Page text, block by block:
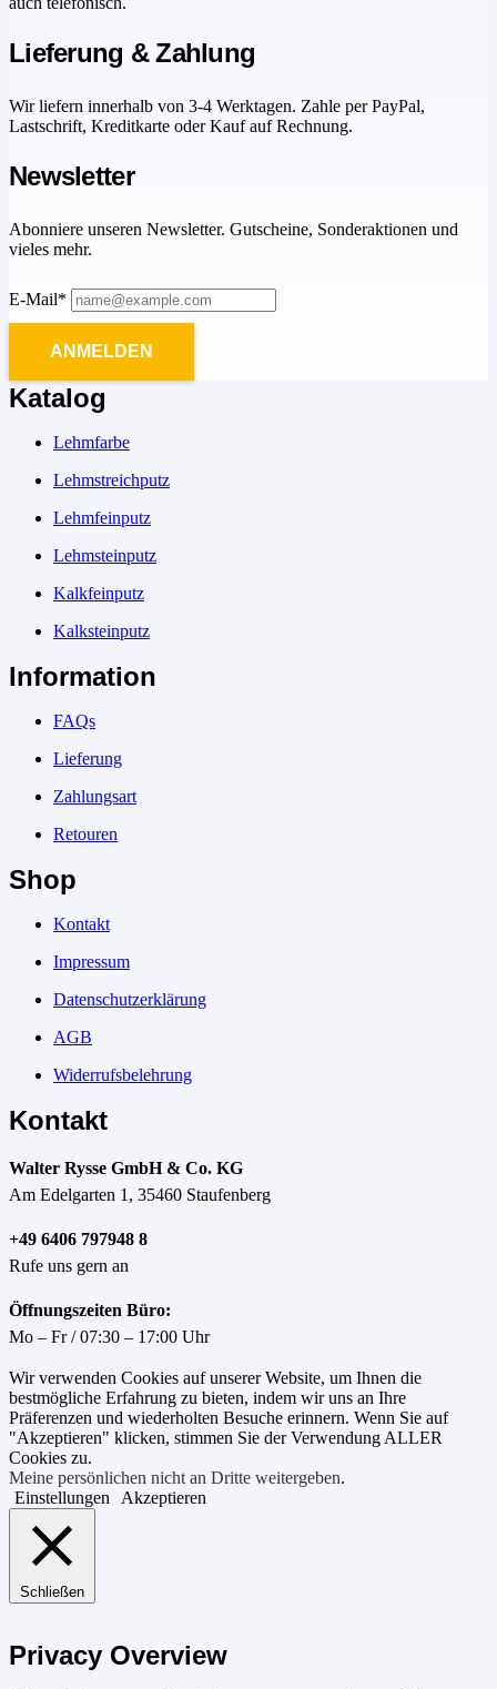
Lieferung & Zahlung
Wir liefern innerhalb von 3-4 Werktagen. Zahle per PayPal,
Lastschrift, Kreditkarte oder Kauf auf Rechnung.
Newsletter
Abonniere unseren Newsletter. Gutscheine, Sonderaktionen und
vieles mehr.
E-Mail*
ANMELDEN
Katalog
Lehmfarbe
Lehmstreichputz
Lehmfeinputz
Lehmsteinputz
Kalkfeinputz
Kalksteinputz
Information
FAQs
Lieferung
Zahlungsart
Retouren
Shop
Kontakt
Impressum
Datenschutzerklärung
AGB
Widerrufsbelehrung
Kontakt
Walter Rysse GmbH & Co. KG
Am Edelgarten 1, 35460 Staufenberg
+49 6406 797948 8
Rufe uns gern an
Öffnungszeiten Büro:
Mo – Fr / 07:30 – 17:00 Uhr
Wir verwenden Cookies auf unserer Website, um Ihnen die
bestmögliche Erfahrung zu bieten, indem wir uns an Ihre
Präferenzen und wiederholten Besuche erinnern. Wenn Sie auf
"Akzeptieren" klicken, stimmen Sie der Verwendung ALLER
Cookies zu.
Meine persönlichen nicht an Dritte weitergeben.
Einstellungen
Akzeptieren
Schließen
Privacy Overview